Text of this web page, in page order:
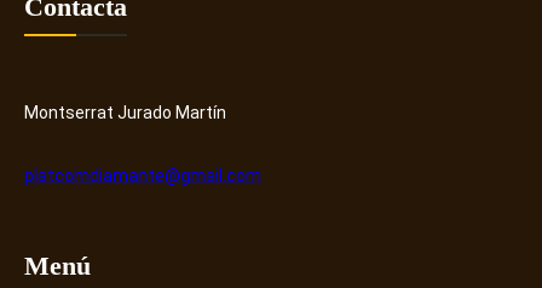
Contacta
Montserrat Jurado Martín
platcomdiamante@gmail.com
Menú